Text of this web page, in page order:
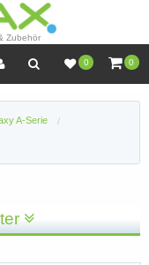
Zubehör
0 0
A-Serie